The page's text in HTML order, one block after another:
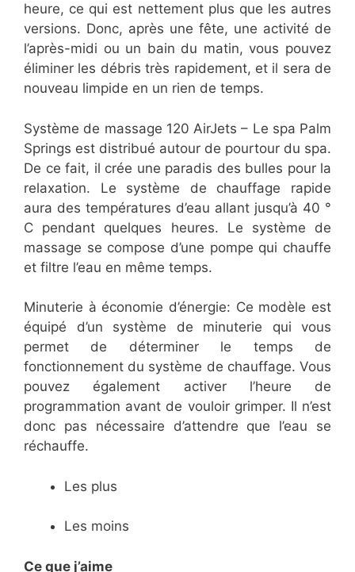
heure, ce qui est nettement plus que les autres
versions. Donc, après une fête, une activité de
l’après-midi ou un bain du matin, vous pouvez
éliminer les débris très rapidement, et il sera de
nouveau limpide en un rien de temps.
Système de massage 120 AirJets – Le spa Palm
Springs est distribué autour de pourtour du spa.
De ce fait, il crée une paradis des bulles pour la
relaxation. Le système de chauffage rapide
aura des températures d’eau allant jusqu’à 40 °
C pendant quelques heures. Le système de
massage se compose d’une pompe qui chauffe
et filtre l’eau en même temps.
Minuterie à économie d’énergie: Ce modèle est
équipé d’un système de minuterie qui vous
permet de déterminer le temps de
fonctionnement du système de chauffage. Vous
pouvez également activer l’heure de
programmation avant de vouloir grimper. Il n’est
donc pas nécessaire d’attendre que l’eau se
réchauffe.
Les plus
Les moins
Ce que j’aime